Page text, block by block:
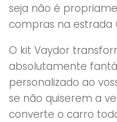
seja não é
compras na estrada
O kit Vaydor
absolutamente
personalizado ao
se não quiserem a
converte o carro